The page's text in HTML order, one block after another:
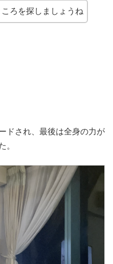
ろを探しましょうね
ドされ、最後は全身の力が
。